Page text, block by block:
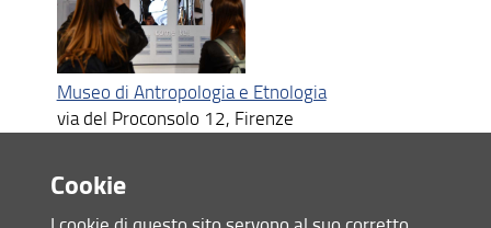
Museo di Antropologia e Etnologia
via del Proconsolo 12, Firenze
Ingresso gratuito e
Cookie